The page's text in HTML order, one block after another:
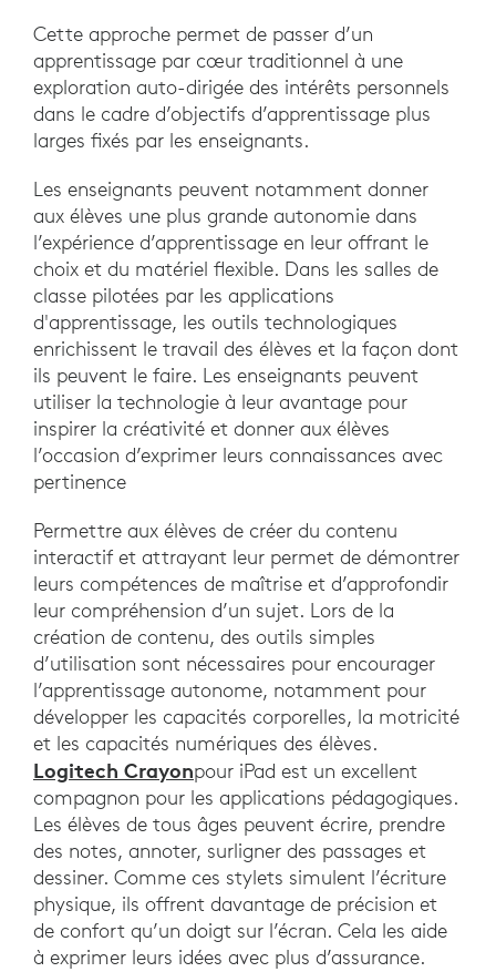
Cette approche permet de passer d’un
apprentissage par cœur traditionnel à une
exploration auto-dirigée des intérêts personnels
dans le cadre d’objectifs d’apprentissage plus
larges fixés par les enseignants.
Les enseignants peuvent notamment donner
aux élèves une plus grande autonomie dans
l’expérience d’apprentissage en leur offrant le
choix et du matériel flexible. Dans les salles de
classe pilotées par les applications
d'apprentissage, les outils technologiques
enrichissent le travail des élèves et la façon dont
ils peuvent le faire. Les enseignants peuvent
utiliser la technologie à leur avantage pour
inspirer la créativité et donner aux élèves
l’occasion d’exprimer leurs connaissances avec
pertinence
Permettre aux élèves de créer du contenu
interactif et attrayant leur permet de démontrer
leurs compétences de maîtrise et d’approfondir
leur compréhension d’un sujet. Lors de la
création de contenu, des outils simples
d’utilisation sont nécessaires pour encourager
l’apprentissage autonome, notamment pour
développer les capacités corporelles, la motricité
et les capacités numériques des élèves.
Logitech Crayonpour iPad est un excellent
compagnon pour les applications pédagogiques.
Les élèves de tous âges peuvent écrire, prendre
des notes, annoter, surligner des passages et
dessiner. Comme ces stylets simulent l’écriture
physique, ils offrent davantage de précision et
de confort qu’un doigt sur l’écran. Cela les aide
à exprimer leurs idées avec plus d’assurance.